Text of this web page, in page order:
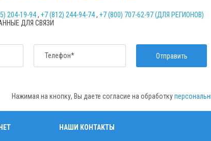
204-19-94, +7 (812) 244-94-74, +7 (800) 707-62-97 (ДЛЯ РЕГИОНОВ)
ДЛЯ СВЯЗИ
Телефон* Отправить
Нажимая на кнопку, Вы даете согласие на обработку
НАШИ КОНТАКТЫ